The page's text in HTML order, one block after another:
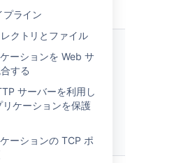
プライン
クトリとファイル
ーションを Web サ
する
サーバーを利用し
ケーションを保護
ーションの TCP ポ
パーセンタイルの
計測時間における
値。
分布の 98 番目の
説明